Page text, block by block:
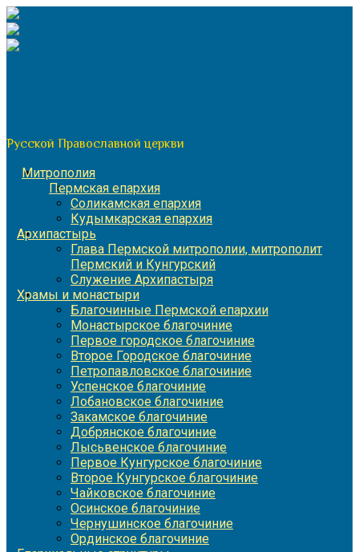
Перейти
к
содержимому
Русской Православной церкви
Митрополия
Пермская епархия
Соликамская епархия
Кудымкарская епархия
Архипастырь
Глава Пермской митрополии, митрополит
Пермский и Кунгурский
Служение Архипастыря
Храмы и монастыри
Благочинные Пермской епархии
Монастырское благочиние
Первое городское благочиние
Второе Городское благочиние
Петропавловское благочиние
Успенское благочиние
Лобановское благочиние
Закамское благочиние
Добрянское благочиние
Лысьвенское благочиние
Первое Кунгурское благочиние
Второе Кунгурское благочиние
Чайковское благочиние
Осинское благочиние
Чернушинское благочиние
Ординское благочиние